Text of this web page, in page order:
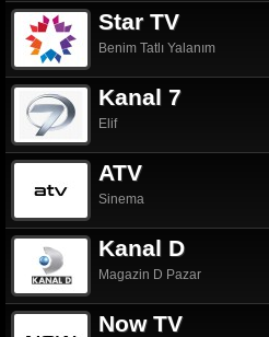
Star TV
Benim Tatlı Yalanım
Kanal 7
Elif
ATV
Sinema
Kanal D
Magazin D Pazar
Now TV